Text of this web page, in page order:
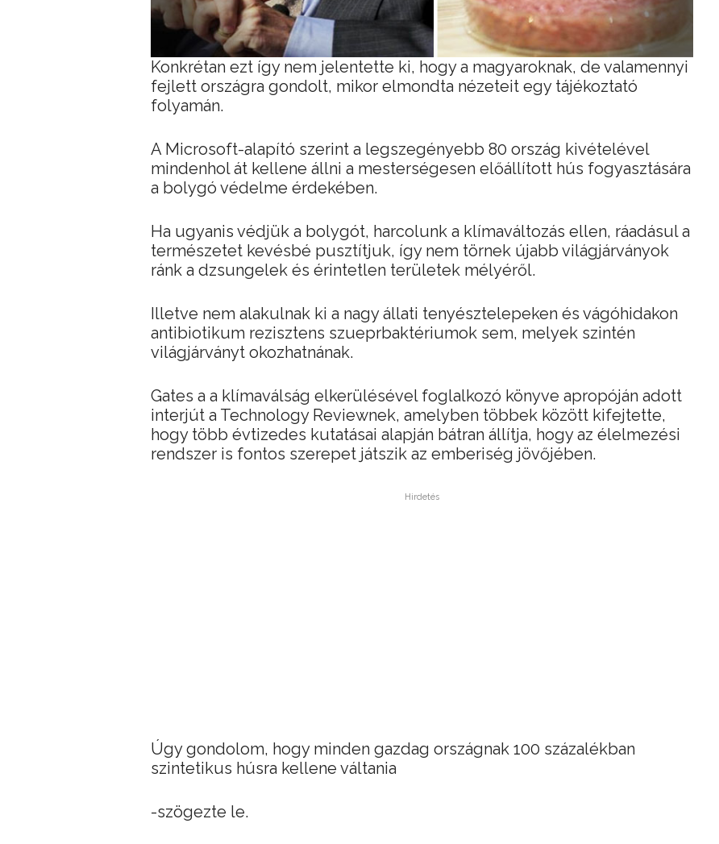
Konkrétan ezt így nem jelentette ki, hogy a magyaroknak, de valamennyi
fejlett országra gondolt, mikor elmondta nézeteit egy tájékoztató
folyamán.
A Microsoft-alapító szerint a legszegényebb 80 ország kivételével
mindenhol át kellene állni a mesterségesen előállított hús fogyasztására
a bolygó védelme érdekében.
Ha ugyanis védjük a bolygót, harcolunk a klímaváltozás ellen, ráadásul a
természetet kevésbé pusztítjuk, így nem törnek újabb világjárványok
ránk a dzsungelek és érintetlen területek mélyéről.
Illetve nem alakulnak ki a nagy állati tenyésztelepeken és vágóhidakon
antibiotikum rezisztens szueprbaktériumok sem, melyek szintén
világjárványt okozhatnának.
Gates a a klímaválság elkerülésével foglalkozó könyve apropóján adott
interjút a Technology Reviewnek, amelyben többek között kifejtette,
hogy több évtizedes kutatásai alapján bátran állítja, hogy az élelmezési
rendszer is fontos szerepet játszik az emberiség jövőjében.
Hirdetés
Úgy gondolom, hogy minden gazdag országnak 100 százalékban
szintetikus húsra kellene váltania
-szögezte le.